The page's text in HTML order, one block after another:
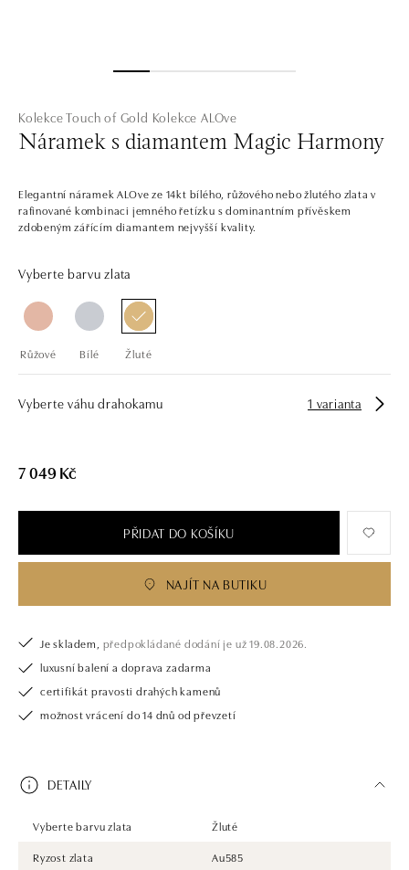
Kolekce Touch of Gold Kolekce ALOve
Náramek s diamantem Magic Harmony
Elegantní náramek ALOve ze 14kt bílého, růžového nebo žlutého zlata v
rafinované kombinaci jemného řetízku s dominantním přívěskem
zdobeným zářícím diamantem nejvyšší kvality.
Vyberte barvu zlata
Růžové Bílé Žluté
Vyberte váhu drahokamu 1 varianta
7 049 Kč
PŘIDAT DO KOŠÍKU
NAJÍT NA BUTIKU
Je skladem, předpokládané dodání je už 19.08.2026.
luxusní balení a doprava zadarma
certifikát pravosti drahých kamenů
možnost vrácení do 14 dnů od převzetí
DETAILY
Vyberte barvu zlata
Žluté
Ryzost zlata
Au585